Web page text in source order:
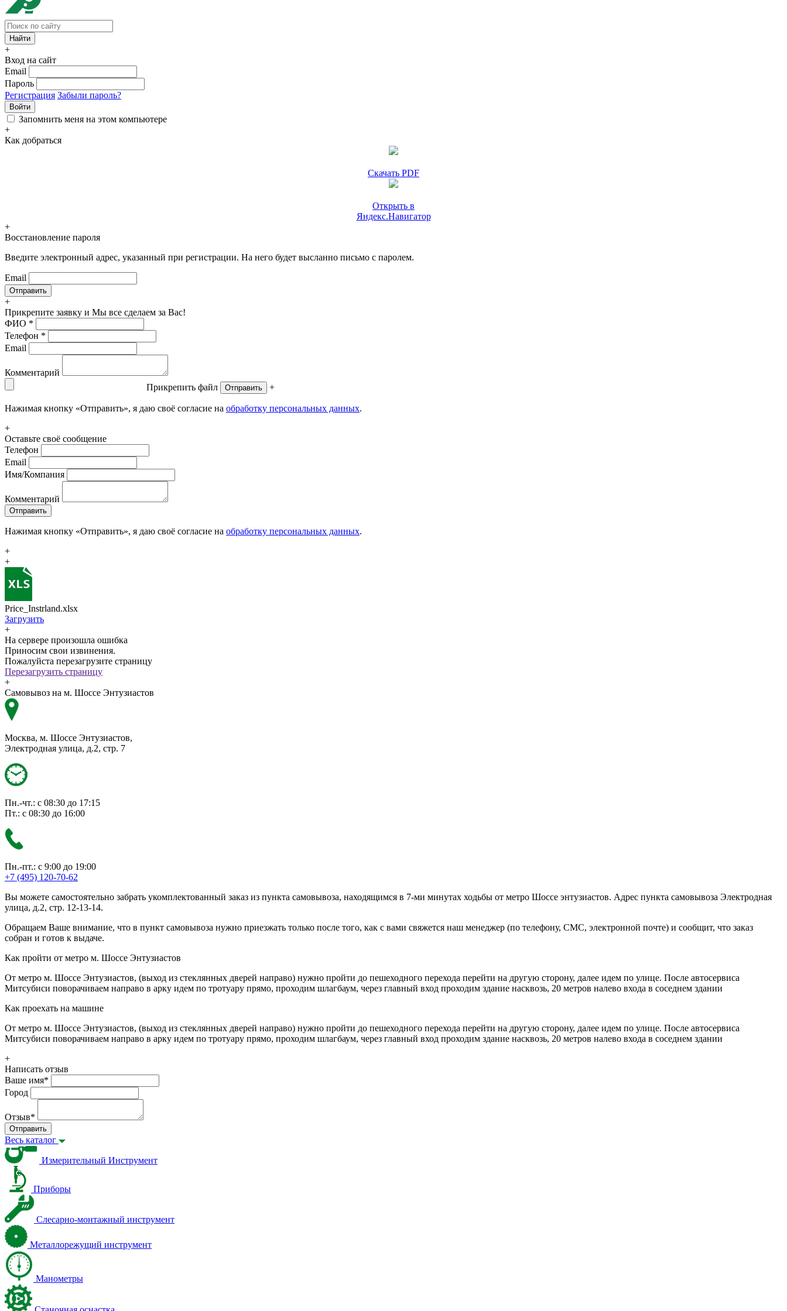
+
Вход на сайт
Email
Пароль
Регистрация Забыли пароль?
Войти
Запомнить меня на этом компьютере
+
Как добраться
Скачать PDF
Открыть в
Яндекс.Навигатор
+
Восстановление пароля
Введите электронный адрес, указанный при регистрации. На него будет высланно письмо с паролем.
Email
+
Прикрепите заявку и Мы все сделаем за Вас!
ФИО *
Телефон *
Email
Комментарий
Прикрепить файл
Отправить +
Нажимая кнопку «Отправить», я даю своё согласие на обработку персональных данных.
+
Оставьте своё сообщение
Телефон
Email
Имя/Компания
Комментарий
Отправить
Нажимая кнопку «Отправить», я даю своё согласие на обработку персональных данных.
+
+
Price_Instrland.xlsx
Загрузить
+
На сервере произошла ошибка
Приносим свои извинения.
Пожалуйста перезагрузите страницу
Перезагрузить страницу
+
Самовывоз на м. Шоссе Энтузиастов
Москва, м. Шоссе Энтузиастов,
Электродная улица, д.2, стр. 7
Пн.-чт.: с 08:30 до 17:15
Пт.: с 08:30 до 16:00
Пн.-пт.: с 9:00 до 19:00
+7 (495) 120-70-62
Вы можете самостоятельно забрать укомплектованный заказ из пункта самовывоза, находящимся в 7-ми минутах ходьбы от метро Шоссе энтузиастов. Адрес пункта самовывоза Электродная
улица, д.2, стр. 12-13-14.
Обращаем Ваше внимание, что в пункт самовывоза нужно приезжать только после того, как с вами свяжется наш менеджер (по телефону, СМС, электронной почте) и сообщит, что заказ
собран и готов к выдаче.
Как пройти от метро м. Шоссе Энтузиастов
От метро м. Шоссе Энтузиастов, (выход из стеклянных дверей направо) нужно пройти до пешеходного перехода перейти на другую сторону, далее идем по улице. После автосервиса
Митсубиси поворачиваем направо в арку идем по тротуару прямо, проходим шлагбаум, через главный вход проходим здание насквозь, 20 метров налево входа в соседнем здании
Как проехать на машине
От метро м. Шоссе Энтузиастов, (выход из стеклянных дверей направо) нужно пройти до пешеходного перехода перейти на другую сторону, далее идем по улице. После автосервиса
Митсубиси поворачиваем направо в арку идем по тротуару прямо, проходим шлагбаум, через главный вход проходим здание насквозь, 20 метров налево входа в соседнем здании
+
Написать отзыв
Ваше имя*
Город
Отзыв*
Отправить
Весь каталог
Измерительный Инструмент
Приборы
Слесарно-монтажный инструмент
Металлорежущий инструмент
Манометры